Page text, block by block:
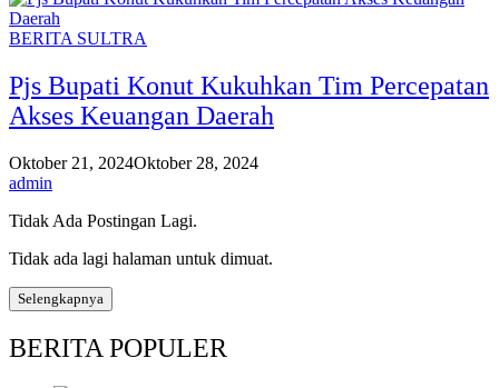
BERITA SULTRA
Pjs Bupati Konut Kukuhkan Tim Percepatan
Akses Keuangan Daerah
Oktober 21, 2024Oktober 28, 2024
admin
Tidak Ada Postingan Lagi.
Tidak ada lagi halaman untuk dimuat.
Selengkapnya
BERITA POPULER